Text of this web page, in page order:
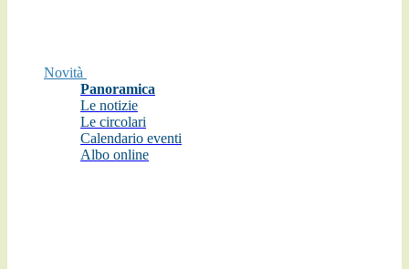
Novità
Panoramica
Le notizie
Le circolari
Calendario eventi
Albo online